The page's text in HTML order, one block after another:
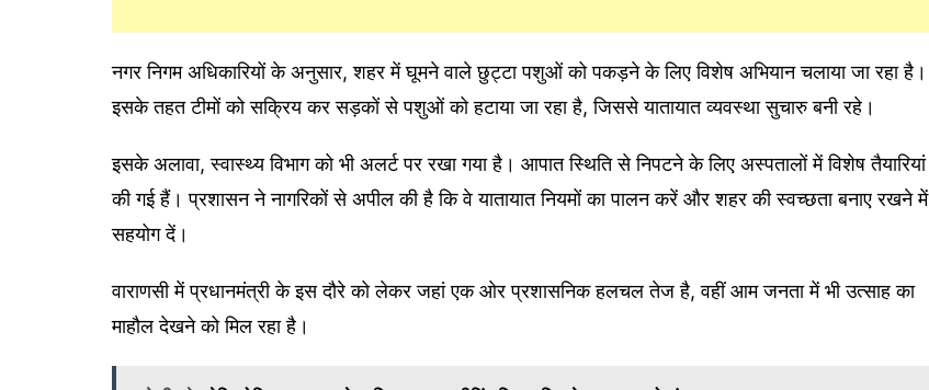
नगर निगम अधिकारियों के अनुसार, शहर में घूमने वाले छुट्टा पशुओं को पकड़ने के लिए विशेष अभियान चलाया जा रहा है।
इसके तहत टीमों को सक्रिय कर सड़कों से पशुओं को हटाया जा रहा है, जिससे यातायात व्यवस्था सुचारु बनी रहे।
इसके अलावा, स्वास्थ्य विभाग को भी अलर्ट पर रखा गया है। आपात स्थिति से निपटने के लिए अस्पतालों में विशेष तैयारियां
की गई हैं। प्रशासन ने नागरिकों से अपील की है कि वे यातायात नियमों का पालन करें और शहर की स्वच्छता बनाए रखने में
सहयोग दें।
वाराणसी में प्रधानमंत्री के इस दौरे को लेकर जहां एक ओर प्रशासनिक हलचल तेज है, वहीं आम जनता में भी उत्साह का
माहौल देखने को मिल रहा है।